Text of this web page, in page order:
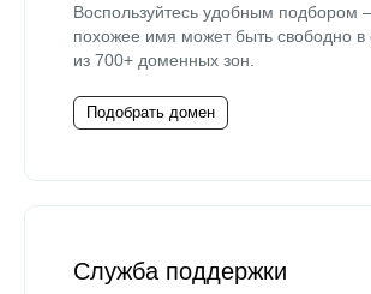
Воспользуйтесь удобным подбором
похожее имя может быть свободно в
из 700+ доменных зон.
Подобрать домен
Служба поддержки